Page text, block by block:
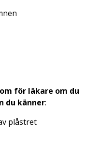
för läkare om du
du känner:
plåstret